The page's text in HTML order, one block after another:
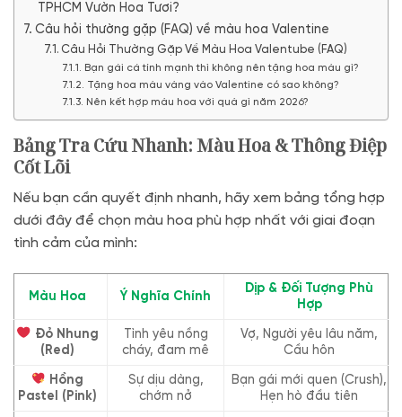
TPHCM Vườn Hoa Tươi?
Câu hỏi thường gặp (FAQ) về màu hoa Valentine
Câu Hỏi Thường Gặp Về Màu Hoa Valentube (FAQ)
Bạn gái cá tính mạnh thì không nên tặng hoa màu gì?
Tặng hoa màu vàng vào Valentine có sao không?
Nên kết hợp màu hoa với quà gì năm 2026?
Bảng Tra Cứu Nhanh: Màu Hoa & Thông Điệp
Cốt Lõi
Nếu bạn cần quyết định nhanh, hãy xem bảng tổng hợp
dưới đây để chọn màu hoa phù hợp nhất với giai đoạn
tình cảm của mình:
Màu Hoa Ý Nghĩa Chính
Dịp & Đối Tượng Phù
Hợp
Đỏ Nhung
(Red)
Tình yêu nồng
cháy, đam mê
Vợ, Người yêu lâu năm,
Cầu hôn
Hồng
Pastel (Pink)
Sự dịu dàng,
chớm nở
Bạn gái mới quen (Crush),
Hẹn hò đầu tiên